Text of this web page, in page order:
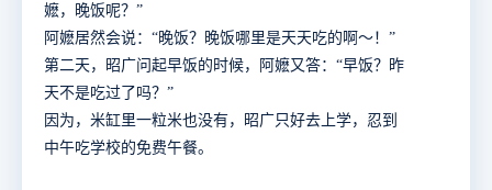
嬷，晚饭呢？”
阿嬷居然会说：“晚饭？晚饭哪里是天天吃的啊～！”
第二天，昭广问起早饭的时候，阿嬷又答：“早饭？昨
天不是吃过了吗？”
因为，米缸里一粒米也没有，昭广只好去上学，忍到
中午吃学校的免费午餐。